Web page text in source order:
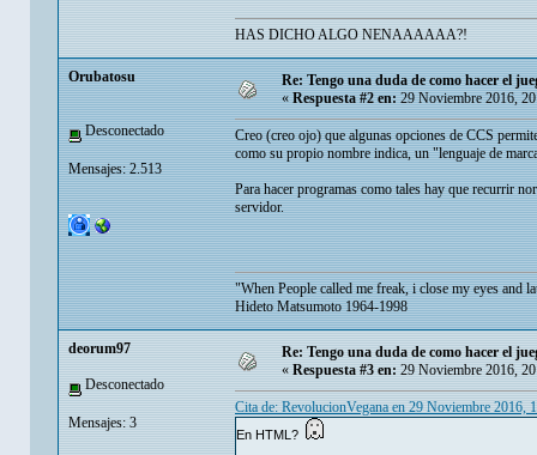
HAS DICHO ALGO NENAAAAAA?!
Orubatosu
Desconectado
Mensajes: 2.513
Re: Tengo una duda de como hacer el
«Respuesta #2 en:29 Noviembre 2016,
Creo (creo ojo) que algunas opciones de CCS
como su propio nombre indica, un "lenguaje de
Para hacer programas como tales hay que recurrir
servidor.
"When People called me freak, i close my eyes and
Hideto Matsumoto 1964-1998
deorum97
Desconectado
Mensajes: 3
Re: Tengo una duda de como hacer el
« Respuesta #3 en: 29 Noviembre 2016,
Cita de: RevolucionVegana en 29 Noviembre 2016,
En HTML?